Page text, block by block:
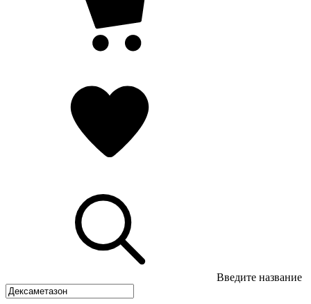
Введите название